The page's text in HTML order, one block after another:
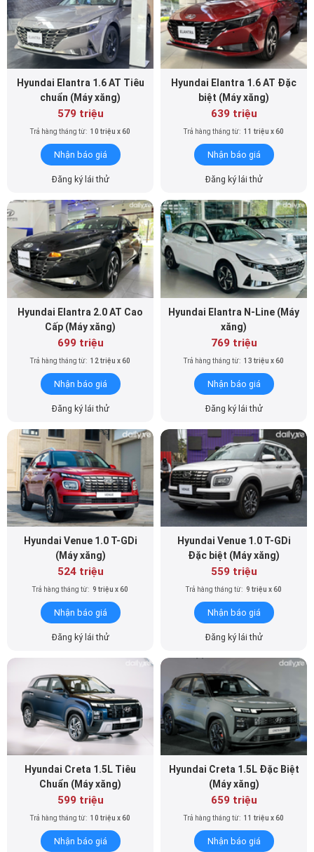
Hyundai Elantra 1.6 AT Tiêu
chuẩn (Máy xăng)
579 triệu
Trả hàng tháng từ: 10 triệu x 60
Nhận báo giá
Đăng ký lái thử
Hyundai Elantra 1.6 AT Đặc
biệt (Máy xăng)
639 triệu
Trả hàng tháng từ: 11 triệu x 60
Nhận báo giá
Đăng ký lái thử
Hyundai Elantra 2.0 AT Cao
Cấp (Máy xăng)
699 triệu
Trả hàng tháng từ: 12 triệu x 60
Nhận báo giá
Đăng ký lái thử
Hyundai Elantra N-Line (Máy
xăng)
769 triệu
Trả hàng tháng từ: 13 triệu x 60
Nhận báo giá
Đăng ký lái thử
Hyundai Venue 1.0 T-GDi
(Máy xăng)
524 triệu
Trả hàng tháng từ: 9 triệu x 60
Nhận báo giá
Đăng ký lái thử
Hyundai Venue 1.0 T-GDi
Đặc biệt (Máy xăng)
559 triệu
Trả hàng tháng từ: 9 triệu x 60
Nhận báo giá
Đăng ký lái thử
Hyundai Creta 1.5L Tiêu
Chuẩn (Máy xăng)
599 triệu
Trả hàng tháng từ: 10 triệu x 60
Nhận báo giá
Hyundai Creta 1.5L Đặc Biệt
(Máy xăng)
659 triệu
Trả hàng tháng từ: 11 triệu x 60
Nhận báo giá